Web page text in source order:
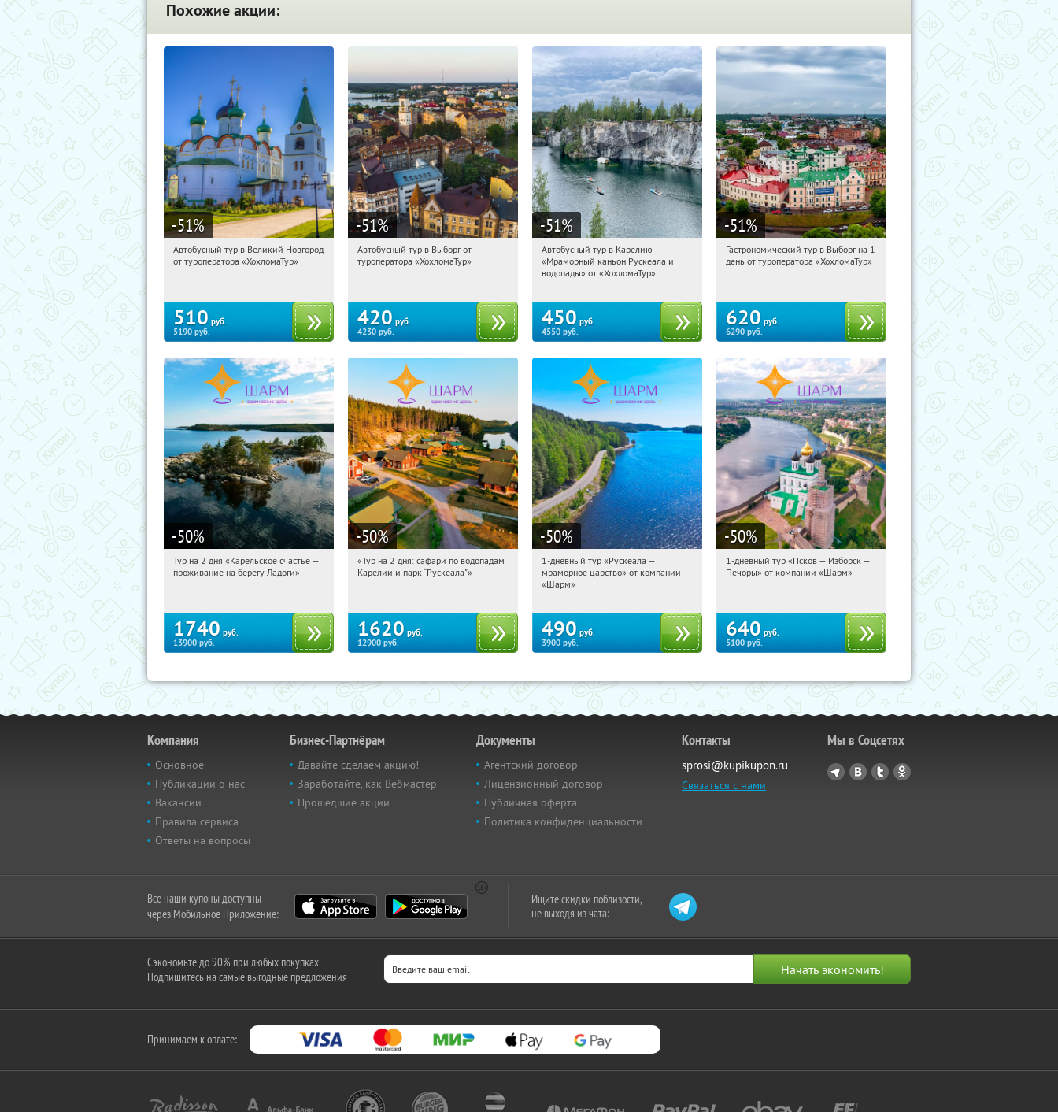
Похожие акции:
-51%
18:04:38 Купили:2
Автобусный тур в Великий Новгород
от туроператора «ХохломаТур»
510 руб.
5190руб.
-51%
18:04:38 Купили:
Автобусный тур в Выборг от
туроператора «ХохломаТур»
420 руб.
4230руб.
-51%
18:04:38 Купили:
Сенная площадь
Автобусный тур в Карелию
«Мраморный каньон Рускеала и
водопады» от «ХохломаТур»
450 руб.
4550руб.
-51%
18:04:38 Купили:5
Гастрономический тур в Выборг на 1
день от туроператора «ХохломаТур»
620 руб.
6290руб.
-50%
18:04:38 Купили:39
Тур на 2 дня «Карельское счастье —
проживание на берегу Ладоги»
1740 руб.
13900руб.
-50%
18:04:38 Купили:
«Тур на 2 дня: сафари по водопадам
Карелии и парк “Рускеала"»
1620 руб.
12900руб.
-50%
18:04:38 Купили:
Достоевская
1-дневный тур «Рускеала —
мраморное царство» от компании
«Шарм»
490 руб.
3900руб.
-50%
18:04:38 Купили:12
1-дневный тур «Псков — Изборск —
Печоры» от компании «Шарм»
640 руб.
5100руб.
Компания
Основное
Публикации о нас
Вакансии
Правила сервиса
Ответы на вопросы
Бизнес-Партнёрам
Давайте сделаем акцию!
Заработайте, как Вебмастер
Прошедшие акции
Документы
Агентский договор
Лицензионный договор
Публичная оферта
Политика конфиденциальности
Контакты
sprosi@kupikupon.ru
Связаться с нами
Мы в Соцсетях
Все наши купоны доступны
через Мобильное Приложение:
Ищите скидки поблизости,
не выходя из чата:
Сэкономьте до 90% при любых покупках
Подпишитесь на самые выгодные предложения
Принимаем к оплате: